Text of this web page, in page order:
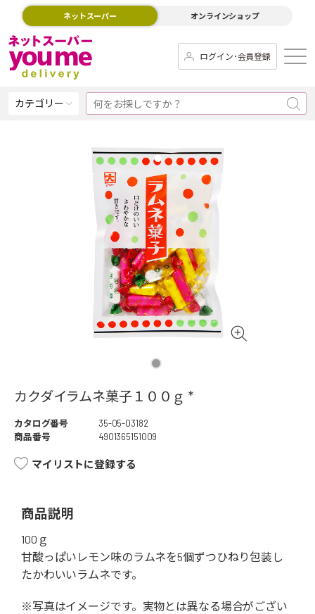
ネットスーパー オンラインショップ
ログイン･会員登録
カテゴリー
カクダイラムネ菓子１００ｇ *
カタログ番号
35-05-03182
商品番号
4901365151009
マイリストに登録する
商品説明
100ｇ
甘酸っぱいレモン味のラムネを5個ずつひねり包装し
たかわいいラムネです。
※写真はイメージです。実物とは異なる場合がござい